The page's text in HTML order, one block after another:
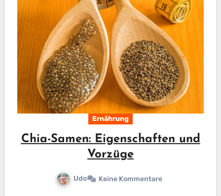
Ernährung
Chia-Samen: Eigenschaften und
Vorzüge
Udo Keine Kommentare